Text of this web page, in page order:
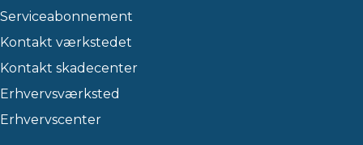
Serviceabonnement
Kontakt værkstedet
Kontakt skadecenter
Erhvervsværksted
Erhvervscenter